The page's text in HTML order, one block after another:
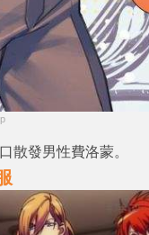
散發男性費洛蒙。